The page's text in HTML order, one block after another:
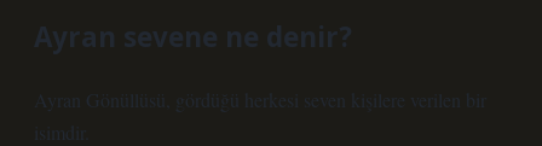
Ayran sevene ne denir?
Ayran Gönüllüsü, gördüğü herkesi seven kişilere verilen bir
isimdir.